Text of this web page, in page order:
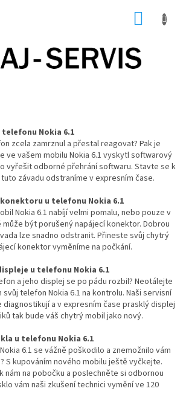
Nokia 6.1
zcela zamrznul a přestal reagovat? Pak je
ve vašem mobilu Nokia 6.1 vyskytl softwarový
vyřešit odborné přehrání softwaru. Stavte se k
závadu odstraníme v expresním čase.
u telefonu Nokia 6.1
Nokia 6.1 nabíjí velmi pomalu, nebo pouze v
může být porušený napájecí konektor. Dobrou
lze snadno odstranit. Přineste svůj chytrý
konektor vyměníme na počkání.
u telefonu Nokia 6.1
a jeho displej se po pádu rozbil? Neotálejte
telefon Nokia 6.1 na kontrolu. Naši servisní
diagnostikují a v expresním čase prasklý displej
tak bude váš chytrý mobil jako nový.
u telefonu Nokia 6.1
6.1 se vážně poškodilo a znemožnilo vám
S kupováním nového mobilu ještě vyčkejte.
nám na pobočku a poslechněte si odbornou
vám naši zkušení technici vymění ve 120